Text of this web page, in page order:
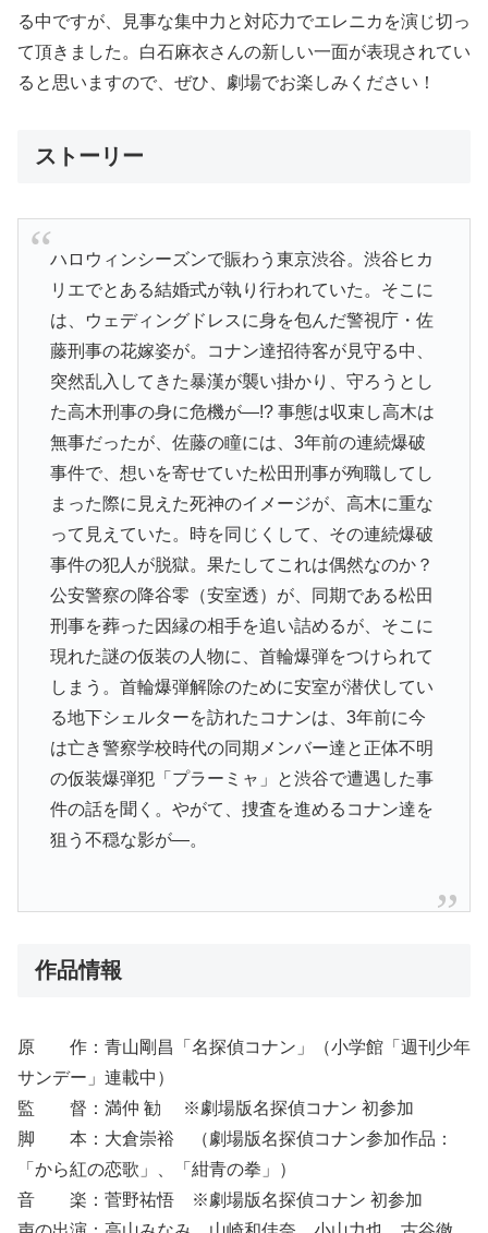
る中ですが、見事な集中力と対応力でエレニカを演じ切っ
て頂きました。白石麻衣さんの新しい一面が表現されてい
ると思いますので、ぜひ、劇場でお楽しみください！
ストーリー
ハロウィンシーズンで賑わう東京渋谷。渋谷ヒカ
リエでとある結婚式が執り行われていた。そこに
は、ウェディングドレスに身を包んだ警視庁・佐
藤刑事の花嫁姿が。コナン達招待客が見守る中、
突然乱入してきた暴漢が襲い掛かり、守ろうとし
た高木刑事の身に危機が―!? 事態は収束し高木は
無事だったが、佐藤の瞳には、3年前の連続爆破
事件で、想いを寄せていた松田刑事が殉職してし
まった際に見えた死神のイメージが、高木に重な
って見えていた。時を同じくして、その連続爆破
事件の犯人が脱獄。果たしてこれは偶然なのか？
公安警察の降谷零（安室透）が、同期である松田
刑事を葬った因縁の相手を追い詰めるが、そこに
現れた謎の仮装の人物に、首輪爆弾をつけられて
しまう。首輪爆弾解除のために安室が潜伏してい
る地下シェルターを訪れたコナンは、3年前に今
は亡き警察学校時代の同期メンバー達と正体不明
の仮装爆弾犯「プラーミャ」と渋谷で遭遇した事
件の話を聞く。やがて、捜査を進めるコナン達を
狙う不穏な影が―。
作品情報
原 作：青山剛昌「名探偵コナン」（小学館「週刊少年
サンデー」連載中）
監 督：満仲 勧 ※劇場版名探偵コナン 初参加
脚 本：大倉崇裕 （劇場版名探偵コナン参加作品：
「から紅の恋歌」、「紺青の拳」）
音 楽：菅野祐悟 ※劇場版名探偵コナン 初参加